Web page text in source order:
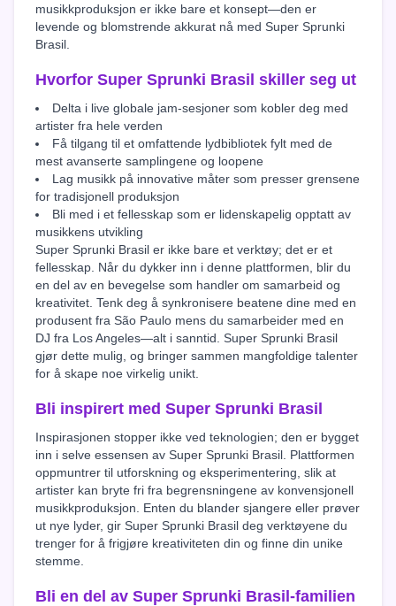
musikkproduksjon er ikke bare et konsept—den er
levende og blomstrende akkurat nå med Super Sprunki
Brasil.
Hvorfor Super Sprunki Brasil skiller seg ut
Delta i live globale jam-sesjoner som kobler deg med
artister fra hele verden
Få tilgang til et omfattende lydbibliotek fylt med de
mest avanserte samplingene og loopene
Lag musikk på innovative måter som presser grensene
for tradisjonell produksjon
Bli med i et fellesskap som er lidenskapelig opptatt av
musikkens utvikling
Super Sprunki Brasil er ikke bare et verktøy; det er et
fellesskap. Når du dykker inn i denne plattformen, blir du
en del av en bevegelse som handler om samarbeid og
kreativitet. Tenk deg å synkronisere beatene dine med en
produsent fra São Paulo mens du samarbeider med en
DJ fra Los Angeles—alt i sanntid. Super Sprunki Brasil
gjør dette mulig, og bringer sammen mangfoldige talenter
for å skape noe virkelig unikt.
Bli inspirert med Super Sprunki Brasil
Inspirasjonen stopper ikke ved teknologien; den er bygget
inn i selve essensen av Super Sprunki Brasil. Plattformen
oppmuntrer til utforskning og eksperimentering, slik at
artister kan bryte fri fra begrensningene av konvensjonell
musikkproduksjon. Enten du blander sjangere eller prøver
ut nye lyder, gir Super Sprunki Brasil deg verktøyene du
trenger for å frigjøre kreativiteten din og finne din unike
stemme.
Bli en del av Super Sprunki Brasil-familien